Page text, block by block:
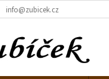
info@zubicek.cz